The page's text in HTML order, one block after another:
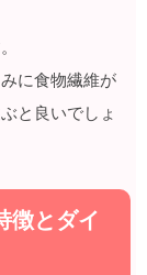
に食物繊維が
と良いでしょ
徴とダイ